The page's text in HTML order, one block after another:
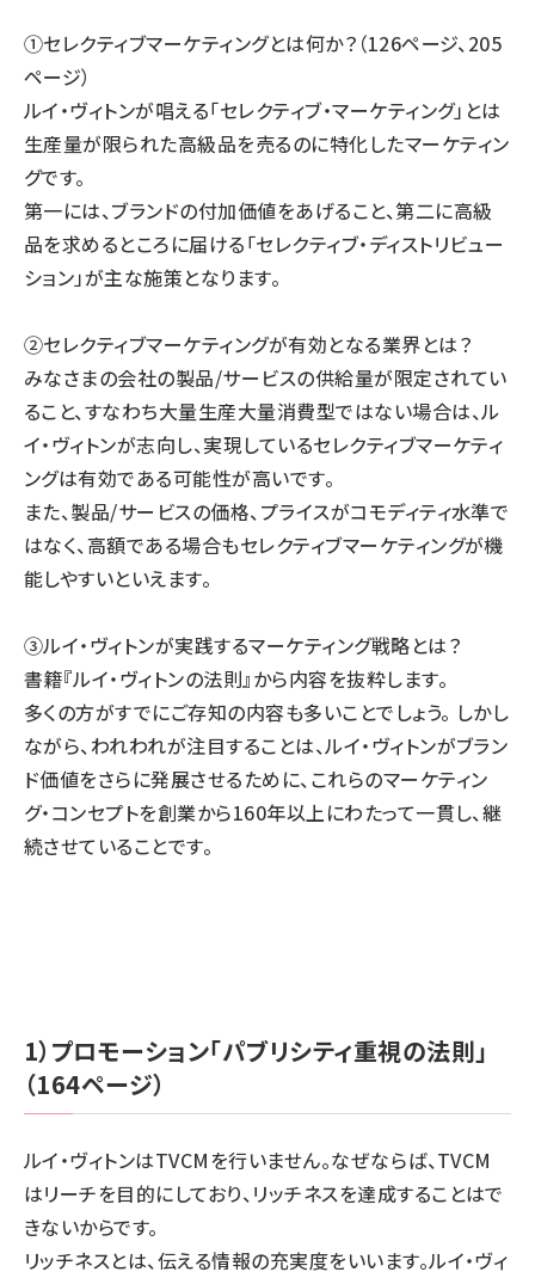
①セレクティブマーケティングとは何か？（126ページ、205
ページ）
ルイ・ヴィトンが唱える「セレクティブ・マーケティング」とは
生産量が限られた高級品を売るのに特化したマーケティン
グです。
第一には、ブランドの付加価値をあげること、第二に高級
品を求めるところに届ける「セレクティブ・ディストリビュー
ション」が主な施策となります。
②セレクティブマーケティングが有効となる業界とは？
みなさまの会社の製品/サービスの供給量が限定されてい
ること、すなわち大量生産大量消費型ではない場合は、ル
イ・ヴィトンが志向し、実現しているセレクティブマーケティ
ングは有効である可能性が高いです。
また、製品/サービスの価格、プライスがコモディティ水準で
はなく、高額である場合もセレクティブマーケティングが機
能しやすいといえます。
③ルイ・ヴィトンが実践するマーケティング戦略とは？
書籍『ルイ・ヴィトンの法則』から内容を抜粋します。
多くの方がすでにご存知の内容も多いことでしょう。 しかし
ながら、われわれが注目することは、ルイ・ヴィトンがブラン
ド価値をさらに発展させるために、これらのマーケティン
グ・コンセプトを創業から160年以上にわたって一貫し、継
続させていることです。
1）プロモーション「パブリシティ重視の法則」
（164ページ）
ルイ・ヴィトンはTVCMを行いません。なぜならば、TVCM
はリーチを目的にしており、リッチネスを達成することはで
きないからです。
リッチネスとは、伝える情報の充実度をいいます。ルイ・ヴィ